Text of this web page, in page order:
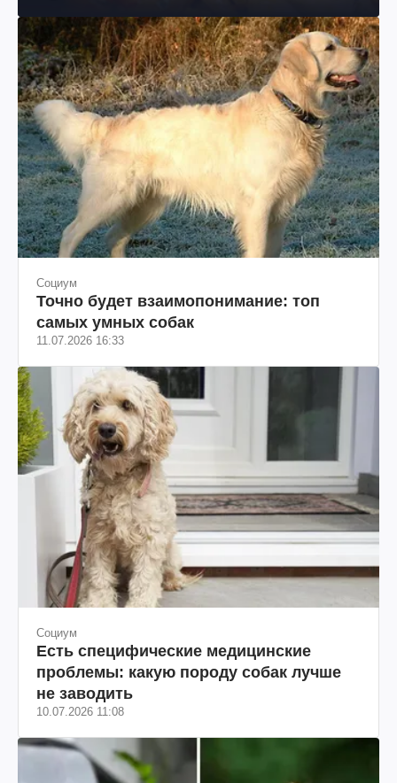
Социум
Точно будет взаимопонимание: топ
самых умных собак
11.07.2026 16:33
Социум
Есть специфические медицинские
проблемы: какую породу собак лучше
не заводить
10.07.2026 11:08